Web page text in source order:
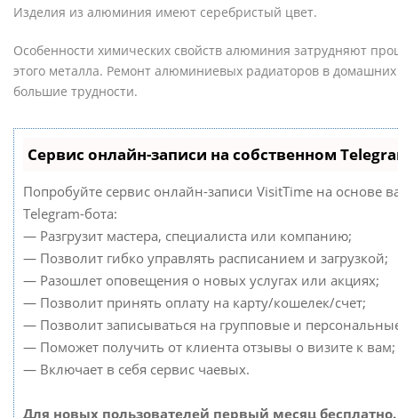
Изделия из алюминия имеют серебристый цвет.
Особенности химических свойств алюминия затрудняют
этого металла. Ремонт алюминиевых радиаторов в
большие трудности.
Сервис онлайн-записи на собственном
Попробуйте сервис онлайн-записи VisitTime на основе
Telegram-бота:
— Разгрузит мастера, специалиста или компанию;
— Позволит гибко управлять расписанием и загрузкой;
— Разошлет оповещения о новых услугах или акциях;
— Позволит принять оплату на карту/кошелек/счет;
— Позволит записываться на групповые и
— Поможет получить от клиента отзывы о визите к вам;
— Включает в себя сервис чаевых.
Для новых пользователей первый месяц бесплатно.